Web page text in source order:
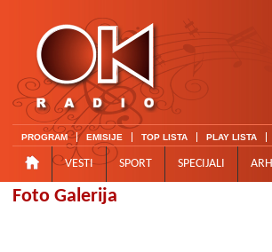
PROGRAM EMISIJE TOP LISTA PLAY LISTA
VESTI SPORT SPECIJALI
Foto Galerija